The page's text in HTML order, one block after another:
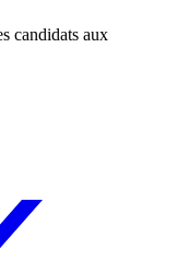
candidats aux